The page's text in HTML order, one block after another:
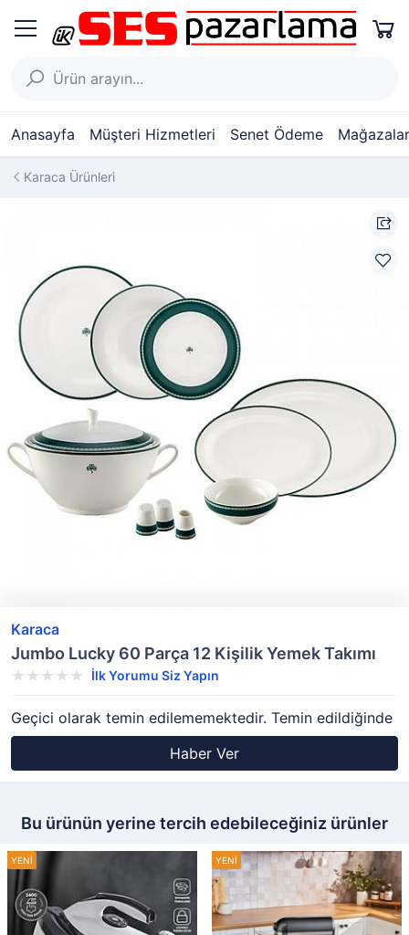
Anasayfa Müşteri Hizmetleri Senet Ödeme
Karaca Ürünleri
Karaca
Jumbo Lucky 60 Parça 12 Kişilik Yemek Takımı
İlk Yorumu Siz Yapın
Geçici olarak temin edilememektedir. Temin edildiğinde
Haber Ver
Bu ürünün yerine tercih edebileceğiniz ürünler